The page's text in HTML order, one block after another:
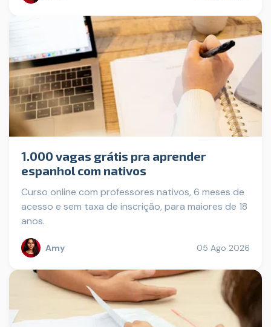
1.000 vagas grátis pra aprender
espanhol com nativos
Curso online com professores nativos, 6 meses de
acesso e sem taxa de inscrição, para maiores de 18
anos.
Amy 05 Ago 2026